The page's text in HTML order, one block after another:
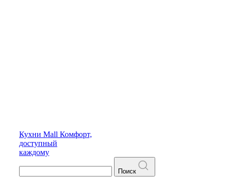
Кухни Mall Комфорт,
доступный
каждому
Поиск